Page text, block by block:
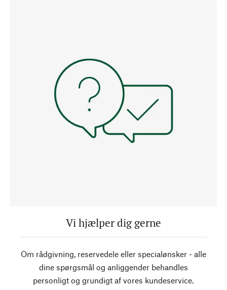
Vi hjælper dig gerne
Om rådgivning, reservedele eller specialønsker - alle
dine spørgsmål og anliggender behandles
personligt og grundigt af vores kundeservice.